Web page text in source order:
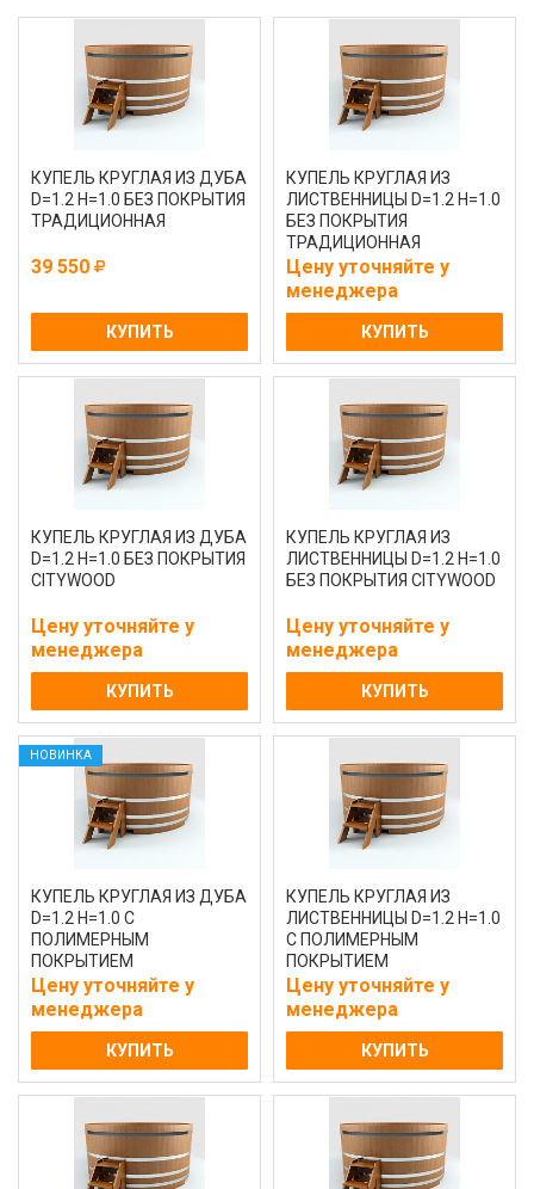
КУПЕЛЬ КРУГЛАЯ ИЗ ДУБА
D=1.2 H=1.0 БЕЗ ПОКРЫТИЯ
ТРАДИЦИОННАЯ
39 550
КУПИТЬ
КУПЕЛЬ КРУГЛАЯ ИЗ
ЛИСТВЕННИЦЫ D=1.2 H=1.0
БЕЗ ПОКРЫТИЯ
ТРАДИЦИОННАЯ
Цену уточняйте у
менеджера
КУПИТЬ
КУПЕЛЬ КРУГЛАЯ ИЗ ДУБА
D=1.2 H=1.0 БЕЗ ПОКРЫТИЯ
CITYWOOD
Цену уточняйте у
менеджера
КУПИТЬ
КУПЕЛЬ КРУГЛАЯ ИЗ
ЛИСТВЕННИЦЫ D=1.2 H=1.0
БЕЗ ПОКРЫТИЯ CITYWOOD
Цену уточняйте у
менеджера
КУПИТЬ
НОВИНКА
КУПЕЛЬ КРУГЛАЯ ИЗ ДУБА
D=1.2 H=1.0 С
ПОЛИМЕРНЫМ
ПОКРЫТИЕМ
НАТУРАЛЬНАЯ
Цену уточняйте у
менеджера
КУПИТЬ
КУПЕЛЬ КРУГЛАЯ ИЗ
ЛИСТВЕННИЦЫ D=1.2 H=1.0
С ПОЛИМЕРНЫМ
ПОКРЫТИЕМ
НАТУРАЛЬНАЯ
Цену уточняйте у
менеджера
КУПИТЬ